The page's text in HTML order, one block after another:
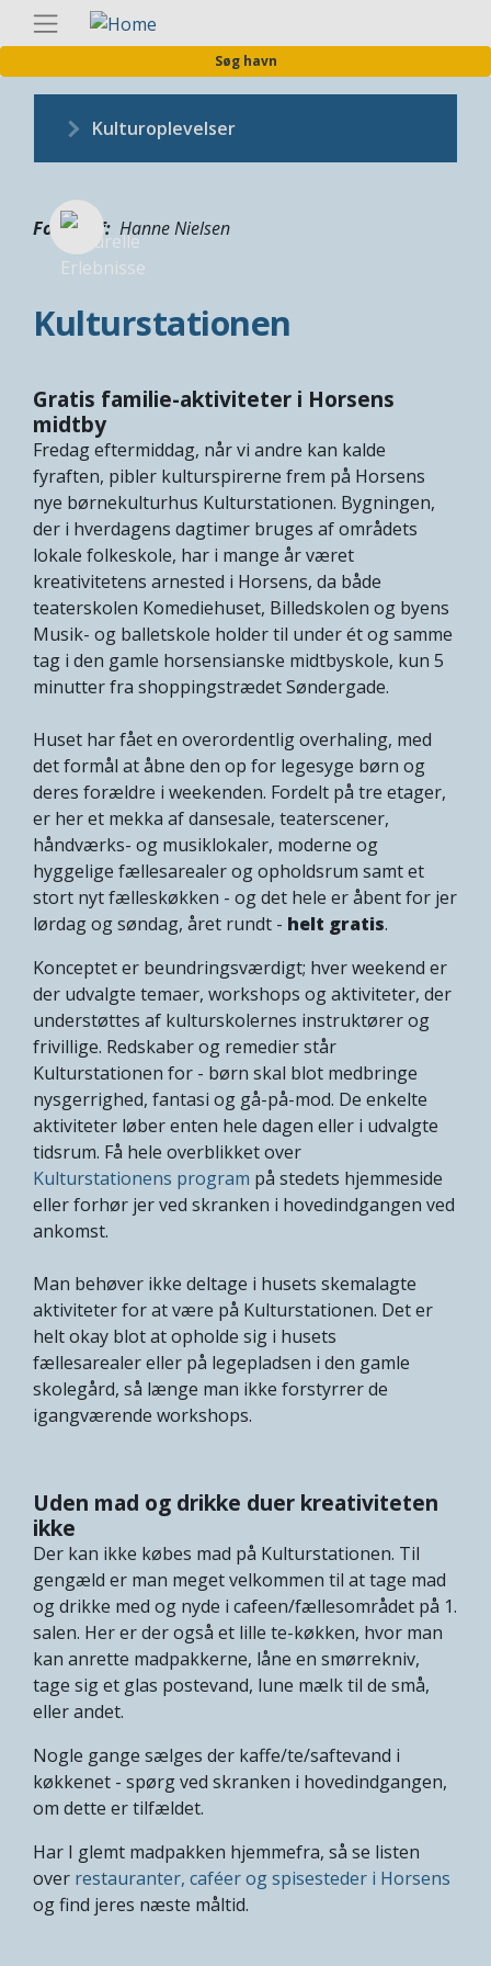
Søg havn
Kulturoplevelser
Fotograf Hanne Nielsen
Kulturstationen
Gratis familie-aktiviteter i Horsens
midtby
Fredag eftermiddag, når vi andre kan kalde
fyraften, pibler kulturspirerne frem på Horsens
nye børnekulturhus Kulturstationen. Bygningen,
der i hverdagens dagtimer bruges af områdets
lokale folkeskole, har i mange år været
kreativitetens arnested i Horsens, da både
teaterskolen Komediehuset, Billedskolen og byens
Musik- og balletskole holder til under ét og samme
tag i den gamle horsensianske midtbyskole, kun 5
minutter fra shoppingstrædet Søndergade.
Huset har fået en overordentlig overhaling, med
det formål at åbne den op for legesyge børn og
deres forældre i weekenden. Fordelt på tre etager,
er her et mekka af dansesale, teaterscener,
håndværks- og musiklokaler, moderne og
hyggelige fællesarealer og opholdsrum samt et
stort nyt fælleskøkken - og det hele er åbent for jer
lørdag og søndag, året rundt - helt gratis.
Konceptet er beundringsværdigt; hver weekend er
der udvalgte temaer, workshops og aktiviteter, der
understøttes af kulturskolernes instruktører og
frivillige. Redskaber og remedier står
Kulturstationen for - børn skal blot medbringe
nysgerrighed, fantasi og gå-på-mod. De enkelte
aktiviteter løber enten hele dagen eller i udvalgte
tidsrum. Få hele overblikket over
Kulturstationens program på stedets hjemmeside
eller forhør jer ved skranken i hovedindgangen ved
ankomst.
Man behøver ikke deltage i husets skemalagte
aktiviteter for at være på Kulturstationen. Det er
helt okay blot at opholde sig i husets
fællesarealer eller på legepladsen i den gamle
skolegård, så længe man ikke forstyrrer de
igangværende workshops.
Uden mad og drikke duer kreativiteten
ikke
Der kan ikke købes mad på Kulturstationen. Til
gengæld er man meget velkommen til at tage mad
og drikke med og nyde i cafeen/fællesområdet på 1.
salen. Her er der også et lille te-køkken, hvor man
kan anrette madpakkerne, låne en smørrekniv,
tage sig et glas postevand, lune mælk til de små,
eller andet.
Nogle gange sælges der kaffe/te/saftevand i
køkkenet - spørg ved skranken i hovedindgangen,
om dette er tilfældet.
Har I glemt madpakken hjemmefra, så se listen
over restauranter, caféer og spisesteder i Horsens
og find jeres næste måltid.